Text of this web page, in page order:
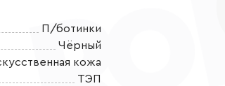
П/ботинки
Чёрный
кожа
ТЭП